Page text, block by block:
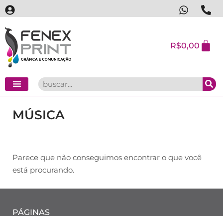
R$0,00
MÚSICA
Parece que não conseguimos encontrar o que você
está procurando.
PÁGINAS